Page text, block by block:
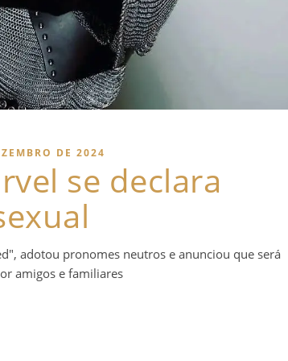
DE 2024
se declara
adotou pronomes neutros e anunciou que será
amigos e familiares